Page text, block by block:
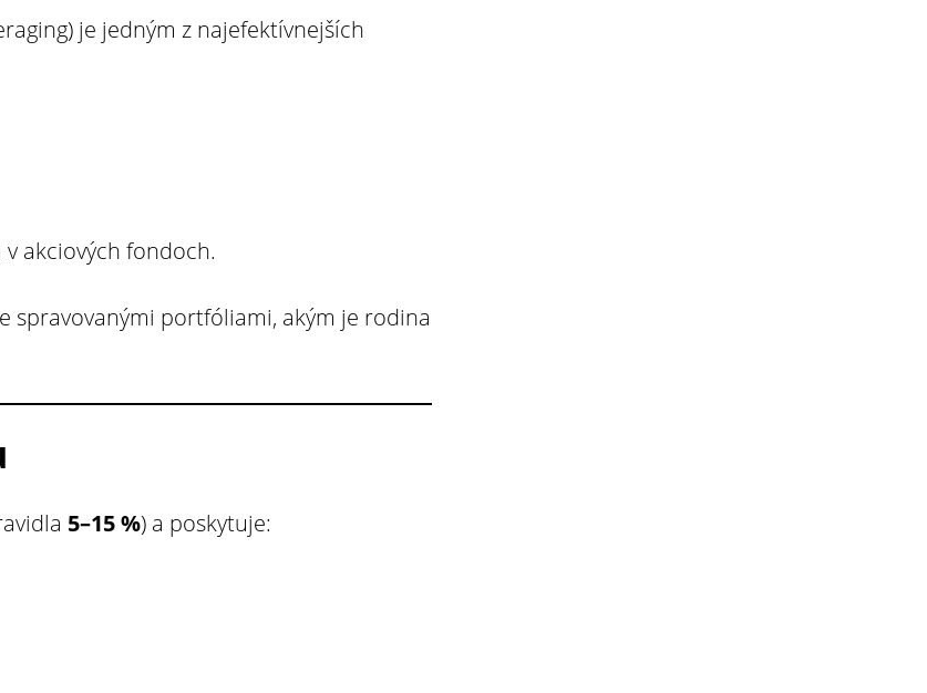
je jedným z najefektívnejších
akciových fondoch.
spravovanými portfóliami, akým je rodina
5–15 %) a poskytuje: